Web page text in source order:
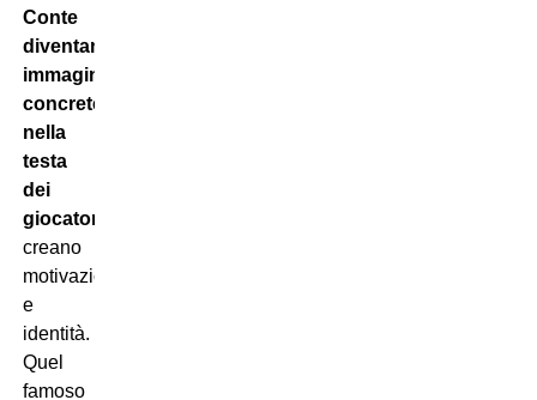
Conte
diventano
immagini
concrete
nella
testa
dei
giocatori
creano
motivazione
e
identità.
Quel
famoso